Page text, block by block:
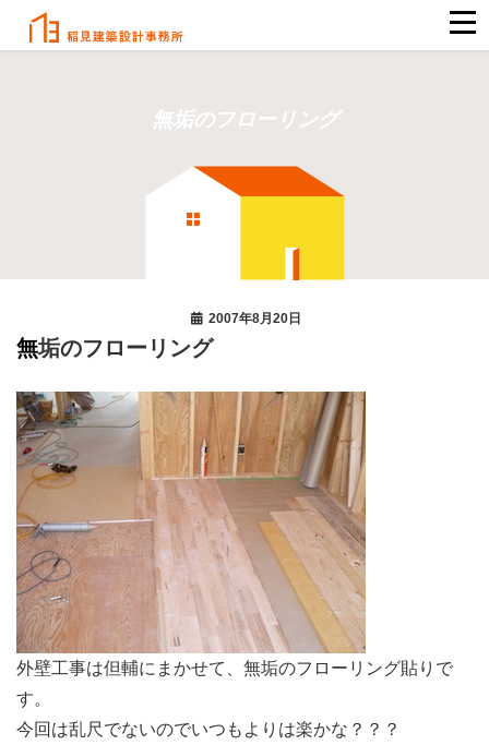
無垢のフローリング
2007年8月20日
無垢のフローリング
外壁工事は但輔にまかせて、無垢のフローリング貼りで
す。
今回は乱尺でないのでいつもよりは楽かな？？？